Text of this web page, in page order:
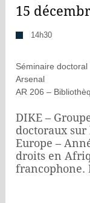
15
14h30
Séminaire doctoral
Arsenal
AR 206 –
DIKE –
doctoraux
Europe –
droits en
francophone.